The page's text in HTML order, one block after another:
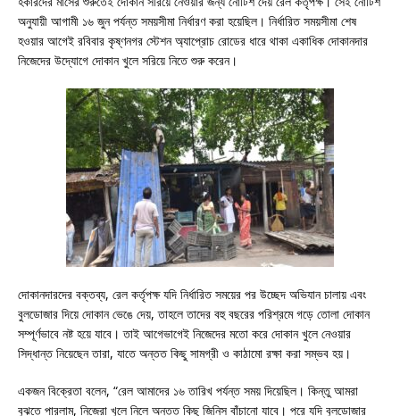
অনুযায়ী আগামী ১৬ জুন পর্যন্ত সময়সীমা নির্ধারণ করা হয়েছিল। নির্ধারিত সময়সীমা শেষ
হওয়ার আগেই রবিবার কৃষ্ণনগর স্টেশন অ্যাপ্রোচ রোডের ধারে থাকা একাধিক দোকানদার
নিজেদের উদ্যোগে দোকান খুলে সরিয়ে নিতে শুরু করেন।
দোকানদারদের বক্তব্য, রেল কর্তৃপক্ষ যদি নির্ধারিত সময়ের পর উচ্ছেদ অভিযান চালায় এবং
বুলডোজার দিয়ে দোকান ভেঙে দেয়, তাহলে তাদের বহু বছরের পরিশ্রমে গড়ে তোলা দোকান
সম্পূর্ণভাবে নষ্ট হয়ে যাবে। তাই আগেভাগেই নিজেদের মতো করে দোকান খুলে নেওয়ার
সিদ্ধান্ত নিয়েছেন তারা, যাতে অন্তত কিছু সামগ্রী ও কাঠামো রক্ষা করা সম্ভব হয়।
একজন বিক্রেতা বলেন, “রেল আমাদের ১৬ তারিখ পর্যন্ত সময় দিয়েছিল। কিন্তু আমরা
বুঝতে পারলাম, নিজেরা খুলে নিলে অন্তত কিছু জিনিস বাঁচানো যাবে। পরে যদি বুলডোজার